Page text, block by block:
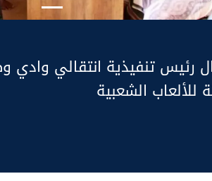
رئيس تنفيذية انتقالي
للألعاب الشعبية